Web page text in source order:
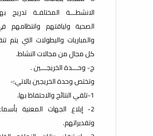
الانشطـــة المختلفـة تدريج
الصحية ولياقتهم وانتظامهم
والمباريات والبطولات التي يتم
كل مجال من مجالات النشاط.
ج- وحـــدة الخريجـــين .
وتختص وحدة الخريجين بالاتي:-
1-تلقي النتائج والاحتفاظ بها.
2- إبلاغ الجهات المعنية
وتقديراتهم.